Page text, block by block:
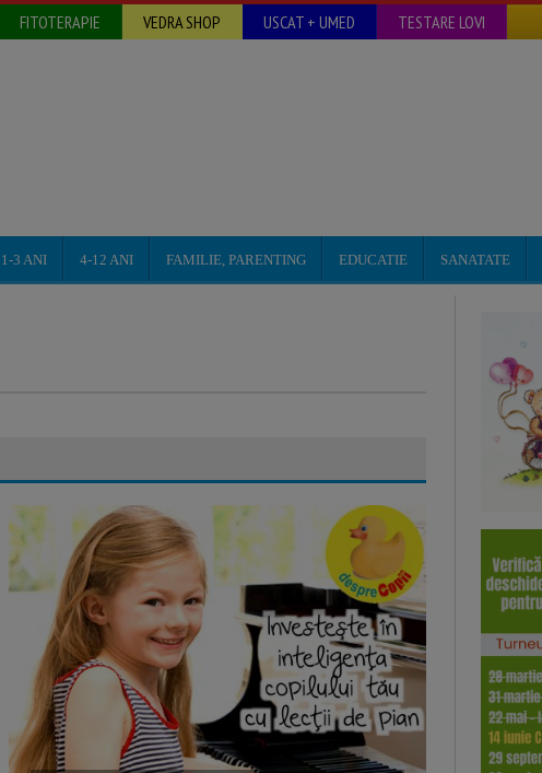
FITOTERAPIE VEDRA SHOP USCAT + UMED TESTARE LOVI
1-3 ANI 4-12 ANI FAMILIE, PARENTING EDUCATIE SANATATE